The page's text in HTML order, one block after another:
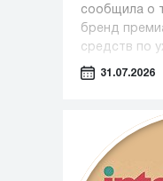
сообщила о
бренд
средств по
выбрал
31.07.2026